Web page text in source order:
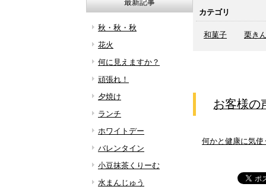
カテゴリ
和菓子 栗き
お客様の
何かと健康に気
最新記事
秋・秋・秋
花火
何に見えますか？
頑張れ！
夕焼け
ランチ
ホワイトデー
バレンタイン
小豆抹茶くりーむ
水まんじゅう